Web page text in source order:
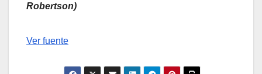
Robertson)
Navegación
Ver fuente